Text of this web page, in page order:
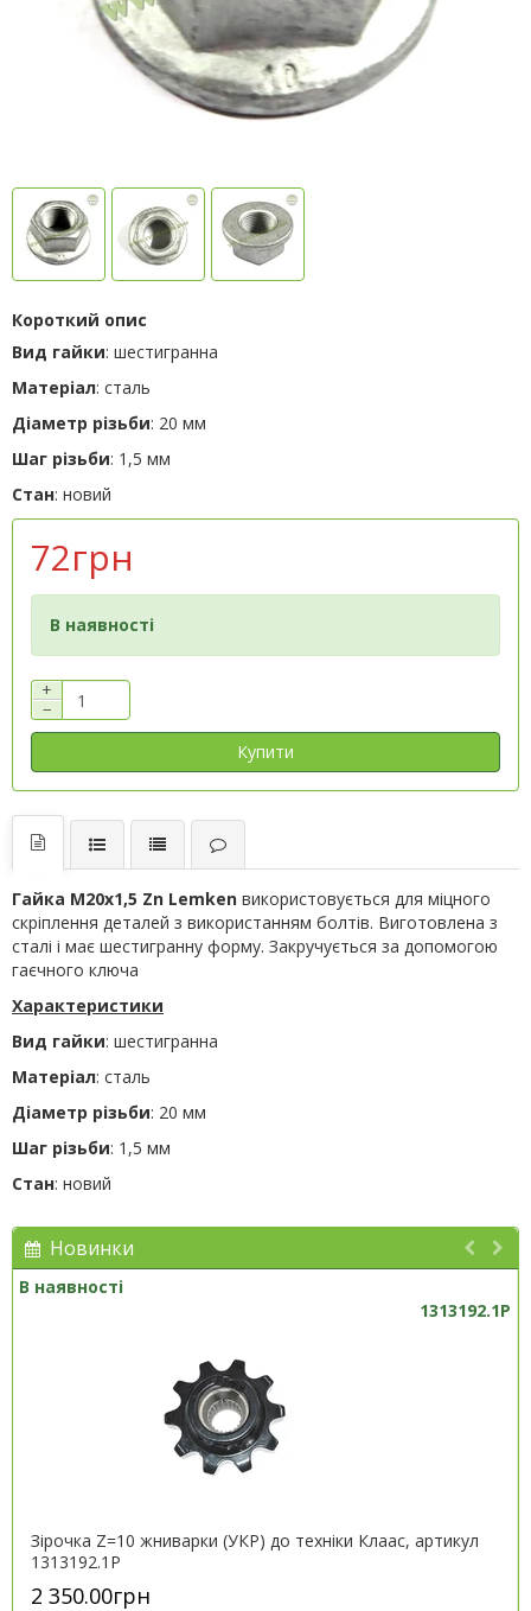
Короткий опис
Вид гайки: шестигранна
Матеріал: сталь
Діаметр різьби: 20 мм
Шаг різьби: 1,5 мм
Стан: новий
72грн
В наявності
+
−
Купити
Гайка M20x1,5 Zn Lemken використовується для міцного
скріплення деталей з використанням болтів. Виготовлена з
сталі і має шестигранну форму. Закручується за допомогою
гаєчного ключа
Характеристики
Вид гайки: шестигранна
Матеріал: сталь
Діаметр різьби: 20 мм
Шаг різьби: 1,5 мм
Стан: новий
Новинки
В наявності
1313192.1P
Зірочка Z=10 жниварки (УКР) до техніки Клаас, артикул
1313192.1P
2 350.00грн